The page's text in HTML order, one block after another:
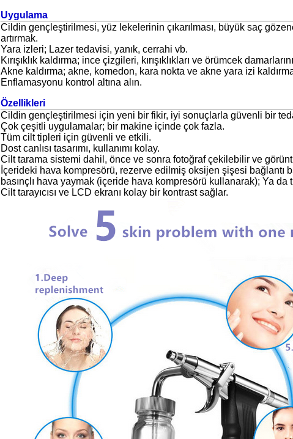
Uygulama
Cildin gençleştirilmesi, yüz lekelerinin çıkarılması, büyük saç
artırmak.
Yara izleri; Lazer tedavisi, yanık, cerrahi vb.
Kırışıklık kaldırma; ince çizgileri, kırışıklıkları ve örümcek
Akne kaldırma; akne, komedon, kara nokta ve akne yara izi
Enflamasyonu kontrol altına alın.
Özellikleri
Cildin gençleştirilmesi için yeni bir fikir, iyi sonuçlarla güvenli bir
Çok çeşitli uygulamalar; bir makine içinde çok fazla.
Tüm cilt tipleri için güvenli ve etkili.
Dost canlısı tasarımı, kullanımı kolay.
Cilt tarama sistemi dahil, önce ve sonra fotoğraf çekilebilir ve
İçerideki hava kompresörü, rezerve edilmiş oksijen şişesi bağlantı
basınçlı hava yaymak (içeride hava kompresörü kullanarak); Ya da
Cilt tarayıcısı ve LCD ekranı kolay bir kontrast sağlar.